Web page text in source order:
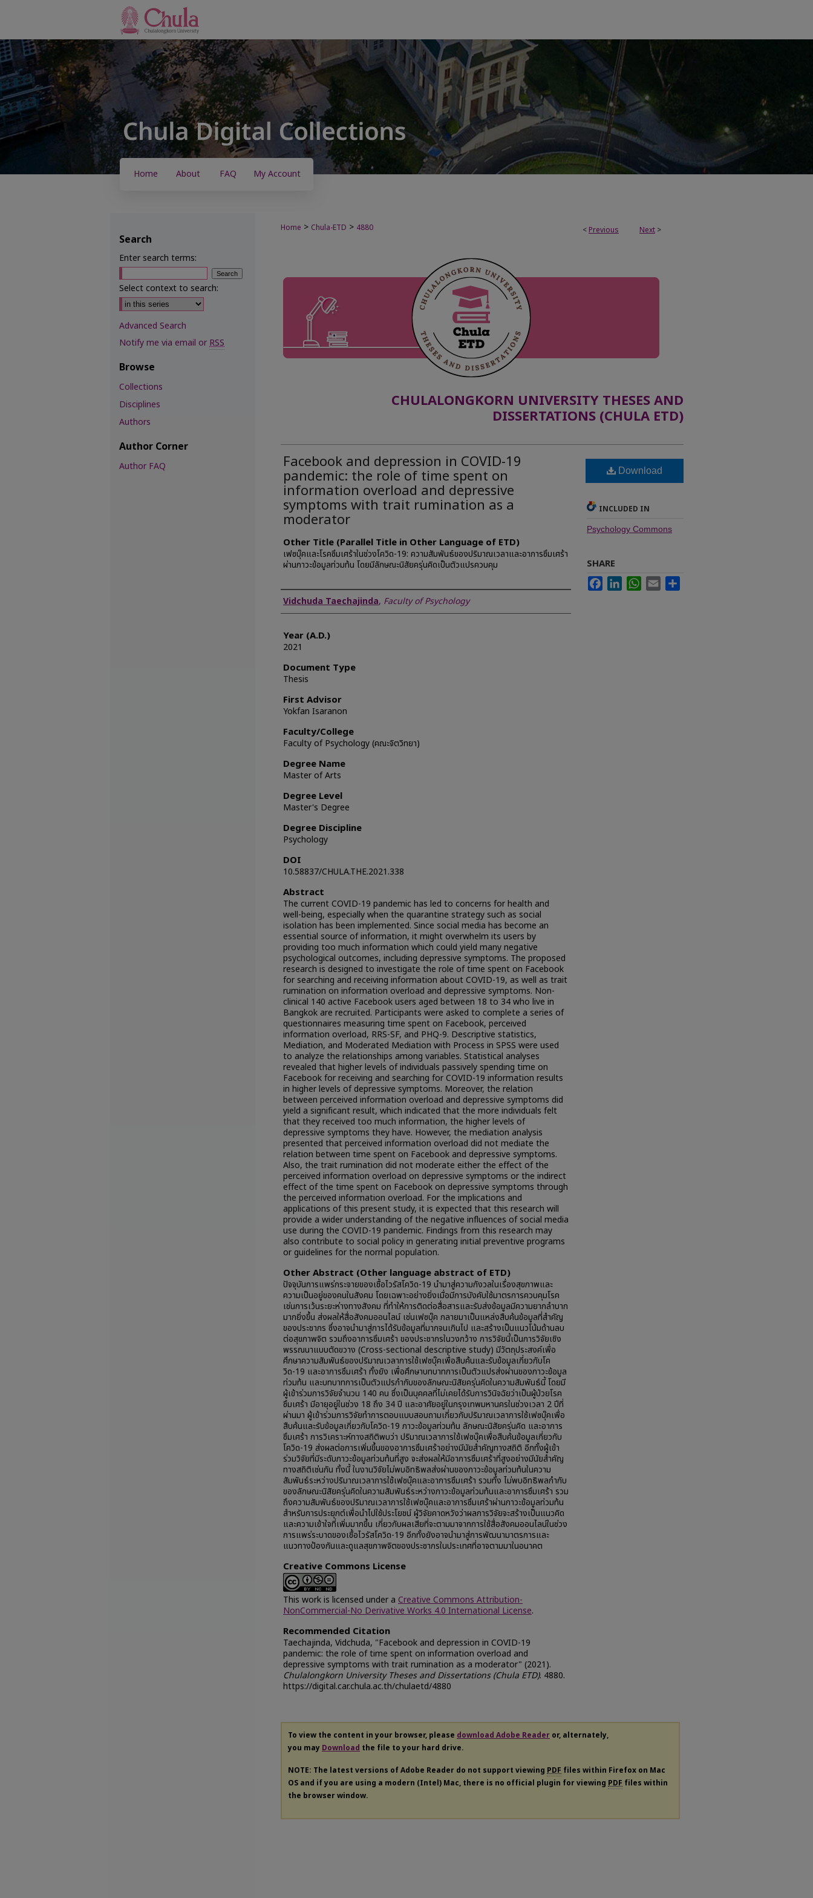
Home About FAQ My Account
< Previous Next >
Home > Chula-ETD > 4880
CHULALONGKORN UNIVERSITY THESES AND
DISSERTATIONS (CHULA ETD)
Facebook and depression in COVID-19
pandemic: the role of time spent on
information overload and depressive
symptoms with trait rumination as a
moderator
Other Title (Parallel Title in Other Language of ETD)
เฟซบุ๊คและโรคซึมเศร้าในช่วงโควิด-19: ความสัมพันธ์ของปริมาณเวลาและอาการซึมเศร้า
ผ่านภาวะข้อมูลท่วมท้น โดยมีลักษณะนิสัยครุ่นคิดเป็นตัวแปรควบคุม
Author
Vidchuda Taechajinda, Faculty of Psychology
Year (A.D.)
2021
Document Type
Thesis
First Advisor
Yokfan Isaranon
Faculty/College
Faculty of Psychology (คณะจิตวิทยา)
Degree Name
Master of Arts
Degree Level
Master's Degree
Degree Discipline
Psychology
DOI
10.58837/CHULA.THE.2021.338
Abstract
The current COVID-19 pandemic has led to concerns for health and
well-being, especially when the quarantine strategy such as social
isolation has been implemented. Since social media has become an
essential source of information, it might overwhelm its users by
providing too much information which could yield many negative
psychological outcomes, including depressive symptoms. The proposed
research is designed to investigate the role of time spent on Facebook
for searching and receiving information about COVID-19, as well as trait
rumination on information overload and depressive symptoms. Non-
clinical 140 active Facebook users aged between 18 to 34 who live in
Bangkok are recruited. Participants were asked to complete a series of
questionnaires measuring time spent on Facebook, perceived
information overload, RRS-SF, and PHQ-9. Descriptive statistics,
Mediation, and Moderated Mediation with Process in SPSS were used
to analyze the relationships among variables. Statistical analyses
revealed that higher levels of individuals passively spending time on
Facebook for receiving and searching for COVID-19 information results
in higher levels of depressive symptoms. Moreover, the relation
between perceived information overload and depressive symptoms did
yield a significant result, which indicated that the more individuals felt
that they received too much information, the higher levels of
depressive symptoms they have. However, the mediation analysis
presented that perceived information overload did not mediate the
relation between time spent on Facebook and depressive symptoms.
Also, the trait rumination did not moderate either the effect of the
perceived information overload on depressive symptoms or the indirect
effect of the time spent on Facebook on depressive symptoms through
the perceived information overload. For the implications and
applications of this present study, it is expected that this research will
provide a wider understanding of the negative influences of social media
use during the COVID-19 pandemic. Findings from this research may
also contribute to social policy in generating initial preventive programs
or guidelines for the normal population.
Other Abstract (Other language abstract of ETD)
ปัจจุบันการแพร่กระจายของเชื้อไวรัสโควิด-19 นำมาสู่ความกังวลในเรื่องสุขภาพและ
ความเป็นอยู่ของคนในสังคม โดยเฉพาะอย่างยิ่งเมื่อมีการบังคับใช้มาตรการควบคุมโรค
เช่นการเว้นระยะห่างทางสังคม ที่ทำให้การติดต่อสื่อสารและรับส่งข้อมูลมีความยากลำบาก
มากยิ่งขึ้น ส่งผลให้สื่อสังคมออนไลน์ เช่นเฟซบุ๊ค กลายมาเป็นแหล่งสืบค้นข้อมูลที่สำคัญ
ของประชากร ซึ่งอาจนำมาสู่การได้รับข้อมูลที่มากจนเกินไป และสร้างเป็นแนวโน้มด้านลบ
ต่อสุขภาพจิต รวมถึงอาการซึมเศร้า ของประชากรในวงกว้าง การวิจัยนี้เป็นการวิจัยเชิง
พรรณนาแบบตัดขวาง (Cross-sectional descriptive study) มีวัตถุประสงค์เพื่อ
ศึกษาความสัมพันธ์ของปริมาณเวลาการใช้เฟซบุ๊คเพื่อสืบค้นและรับข้อมูลเกี่ยวกับโค
วิด-19 และอาการซึมเศร้า ทั้งยัง เพื่อศึกษาบทบาทการเป็นตัวแปรส่งผ่านของภาวะข้อมูล
ท่วมท้น และบทบาทการเป็นตัวแปรกำกับของลักษณะนิสัยครุ่นคิดในความสัมพันธ์นี้ โดยมี
ผู้เข้าร่วมการวิจัยจำนวน 140 คน ซึ่งเป็นบุคคลที่ไม่เคยได้รับการวินิจฉัยว่าเป็นผู้ป่วยโรค
ซึมเศร้า มีอายุอยู่ในช่วง 18 ถึง 34 ปี และอาศัยอยู่ในกรุงเทพมหานครในช่วงเวลา 2 ปีที่
ผ่านมา ผู้เข้าร่วมการวิจัยทำการตอบแบบสอบถามเกี่ยวกับปริมาณเวลาการใช้เฟซบุ๊คเพื่อ
สืบค้นและรับข้อมูลเกี่ยวกับโควิด-19 ภาวะข้อมูลท่วมท้น ลักษณะนิสัยครุ่นคิด และอาการ
ซึมเศร้า การวิเคราะห์ทางสถิติพบว่า ปริมาณเวลาการใช้เฟซบุ๊คเพื่อสืบค้นข้อมูลเกี่ยวกับ
โควิด-19 ส่งผลต่อการเพิ่มขึ้นของอาการซึมเศร้าอย่างมีนัยสำคัญทางสถิติ อีกทั้งผู้เข้า
ร่วมวิจัยที่มีระดับภาวะข้อมูลท่วมท้นที่สูง จะส่งผลให้มีอาการซึมเศร้าที่สูงอย่างมีนัยสำคัญ
ทางสถิติเช่นกัน ทั้งนี้ ในงานวิจัยไม่พบอิทธิพลส่งผ่านของภาวะข้อมูลท่วมท้นในความ
สัมพันธ์ระหว่างปริมาณเวลาการใช้เฟซบุ๊คและอาการซึมเศร้า รวมทั้ง ไม่พบอิทธิพลกำกับ
ของลักษณะนิสัยครุ่นคิดในความสัมพันธ์ระหว่างภาวะข้อมูลท่วมท้นและอาการซึมเศร้า รวม
ถึงความสัมพันธ์ของปริมาณเวลาการใช้เฟซบุ๊คและอาการซึมเศร้าผ่านภาวะข้อมูลท่วมท้น
สำหรับการประยุกต์เพื่อนำไปใช้ประโยชน์ ผู้วิจัยคาดหวังว่าผลการวิจัยจะสร้างเป็นแนวคิด
และความเข้าใจที่เพิ่มมากขึ้น เกี่ยวกับผลเสียที่จะตามมาจากการใช้สื่อสังคมออนไลน์ในช่วง
การแพร่ระบาดของเชื้อไวรัสโควิด-19 อีกทั้งยังอาจนำมาสู่การพัฒนามาตรการและ
แนวทางป้องกันและดูแลสุขภาพจิตของประชากรในประเทศที่อาจตามมาในอนาคต
Creative Commons License
This work is licensed under a Creative Commons Attribution-
NonCommercial-No Derivative Works 4.0 International License.
Recommended Citation
Taechajinda, Vidchuda, "Facebook and depression in COVID-19
pandemic: the role of time spent on information overload and
depressive symptoms with trait rumination as a moderator" (2021).
Chulalongkorn University Theses and Dissertations (Chula ETD). 4880.
https://digital.car.chula.ac.th/chulaetd/4880
Download
INCLUDED IN
Psychology Commons
SHARE
FacebookLinkedInWhatsApp
Email
To view the content in your browser, please download Adobe Reader or, alternately,
you may Download the file to your hard drive.
NOTE: The latest versions of Adobe Reader do not support viewing PDF files within Firefox on Mac
OS and if you are using a modern (Intel) Mac, there is no official plugin for viewing PDF files within
the browser window.
Search
Enter search terms:
Select context to search:
Advanced Search
Notify me via email orRSS
Browse
Collections
Disciplines
Authors
Author Corner
Author FAQ